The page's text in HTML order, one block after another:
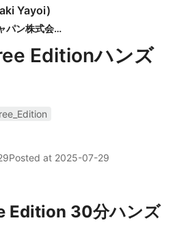
Yayoi)
データブリックス・ジャパン株式会社
Editionハンズ
Posted at 2025-07-29
Edition 30分ハンズ